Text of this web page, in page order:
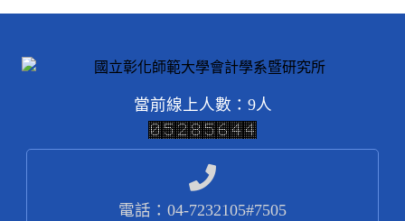
當前線上人數：9人
電話：04-7232105#7505